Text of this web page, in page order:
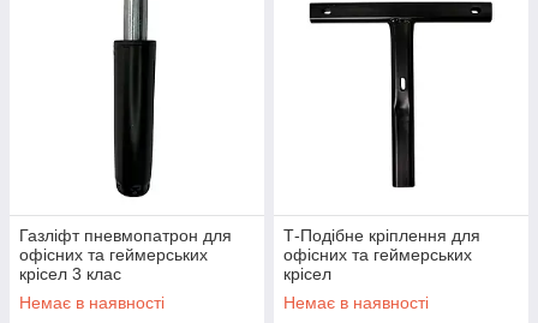
Газліфт пневмопатрон для
офісних та геймерських
крісел 3 клас
Немає в наявності
Т-Подібне кріплення для
офісних та геймерських
крісел
Немає в наявності